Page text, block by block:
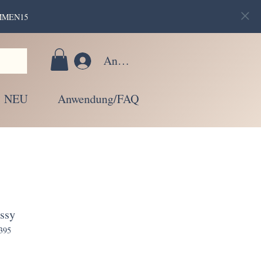
Anmelden
NEU Anwendung/FAQ